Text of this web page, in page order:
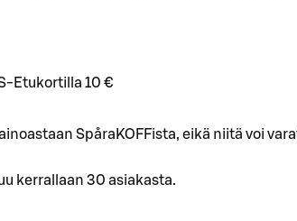
Etukortilla 10 €
SpåraKOFFista, eikä niitä voi
kerrallaan 30 asiakasta.